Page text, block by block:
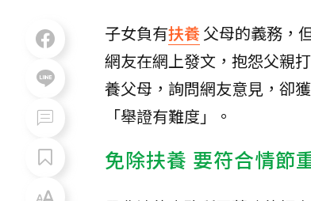
子女負有扶養父母的義務，
網友在網上發文，抱怨父親
養父母，詢問網友意見，卻
「舉證有難度」。
免除扶養 要符合情節